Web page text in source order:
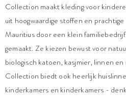
Collection maakt kleding voor
uit hoogwaardige stoffen en
Mauritius door een klein
gemaakt. Ze kiezen bewust voor
biologisch katoen, kasjmier, linnen
Collection biedt ook heerlijk
kinderkamers en kinderkamers -